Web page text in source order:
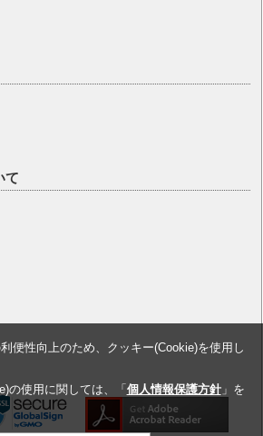
て
便性向上のため、クッキー(Cookie)を使用し
の使用に関しては、「 個人情報保護方針」を